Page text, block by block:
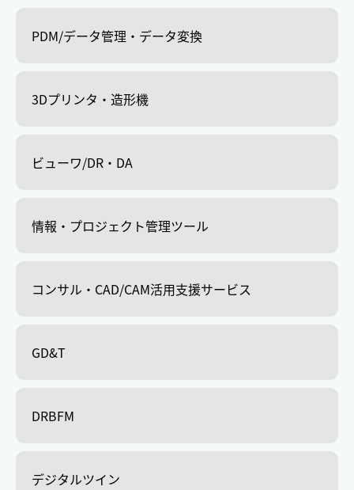
PDM/データ管理・データ変換
3Dプリンタ・造形機
ビューワ/DR・DA
情報・プロジェクト管理ツール
コンサル・CAD/CAM活用支援サービス
GD&T
DRBFM
デジタルツイン